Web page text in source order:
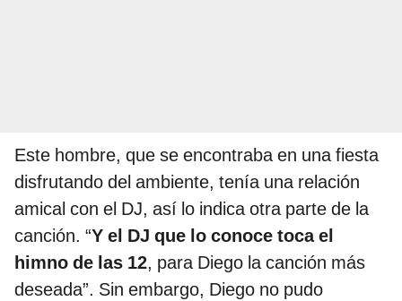
Este hombre, que se encontraba en una fiesta
disfrutando del ambiente, tenía una relación
amical con el DJ, así lo indica otra parte de la
canción. “Y el DJ que lo conoce toca el
himno de las 12, para Diego la canción más
deseada”. Sin embargo, Diego no pudo